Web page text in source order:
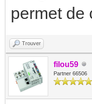
permet de
Trouver
filou59
Partner 66506